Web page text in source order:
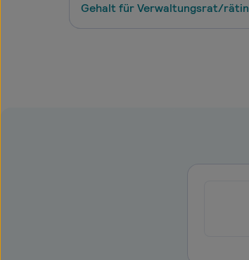
Gehalt für Verwaltungsrat/rätin